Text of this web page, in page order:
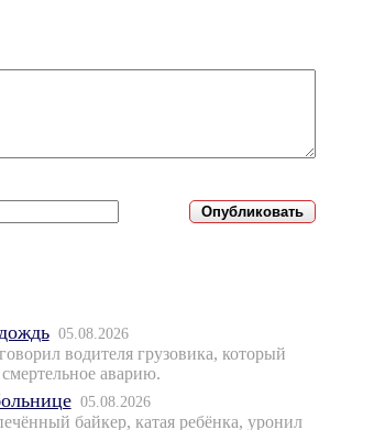
05.08.2026
водителя грузовика, который
аварию.
05.08.2026
байкер, катая ребёнка, уронил